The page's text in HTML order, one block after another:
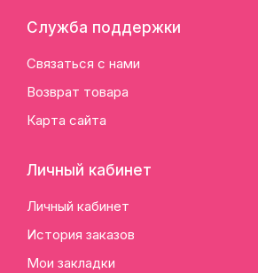
Служба поддержки
Связаться с нами
Возврат товара
Карта сайта
Личный кабинет
Личный кабинет
История заказов
Мои закладки